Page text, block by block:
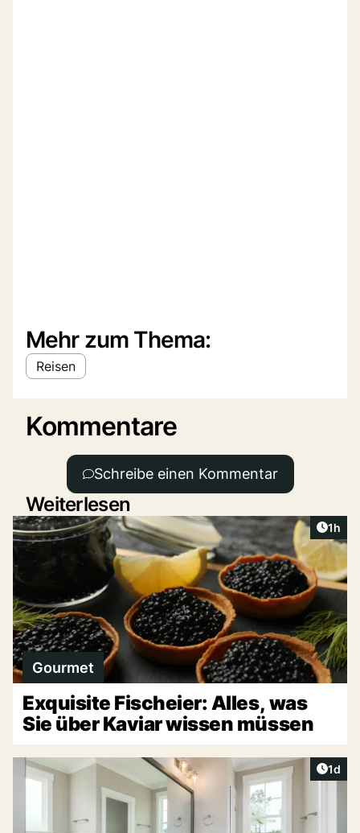
Mehr zum Thema:
Reisen
Kommentare
Schreibe einen Kommentar
Weiterlesen
1h
Gourmet
Exquisite Fischeier: Alles, was
Sie über Kaviar wissen müssen
1d